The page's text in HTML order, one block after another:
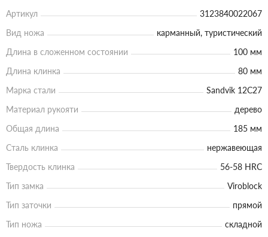
Артикул
3123840022067
Вид ножа
карманный, туристический
Длина в сложенном состоянии
100 мм
Длина клинка
80 мм
Марка стали
Sandvik 12C27
Материал рукояти
дерево
Общая длина
185 мм
Сталь клинка
нержавеющая
Твердость клинка
56-58 HRC
Тип замка
Viroblock
Тип заточки
прямой
Тип ножа
складной